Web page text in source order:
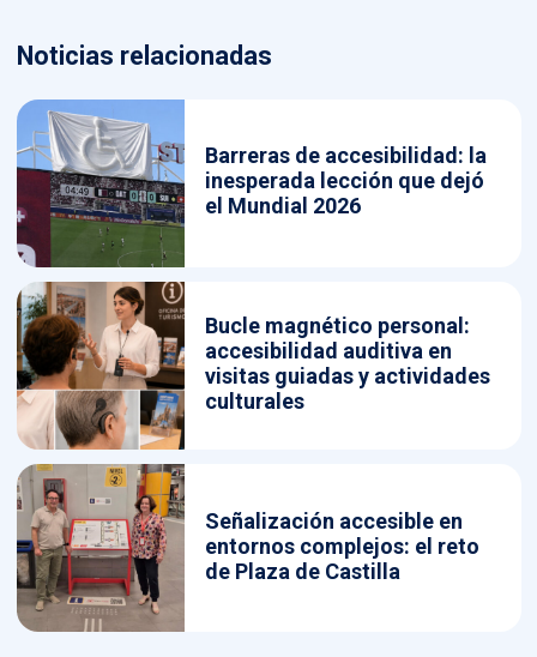
Noticias relacionadas
Barreras de accesibilidad: la
inesperada lección que dejó
el Mundial 2026
Bucle magnético personal:
accesibilidad auditiva en
visitas guiadas y actividades
culturales
Señalización accesible en
entornos complejos: el reto
de Plaza de Castilla